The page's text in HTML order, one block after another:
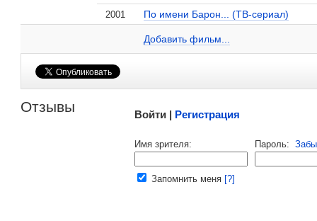
2001 По имени Барон... (ТВ-сериал)
Добавить фильм...
Рина Гришина на сайте Кино-Театр.ru
Отзывы Войти | Регистрация
Имя зрителя: Пароль:
Запомнить меня [?]